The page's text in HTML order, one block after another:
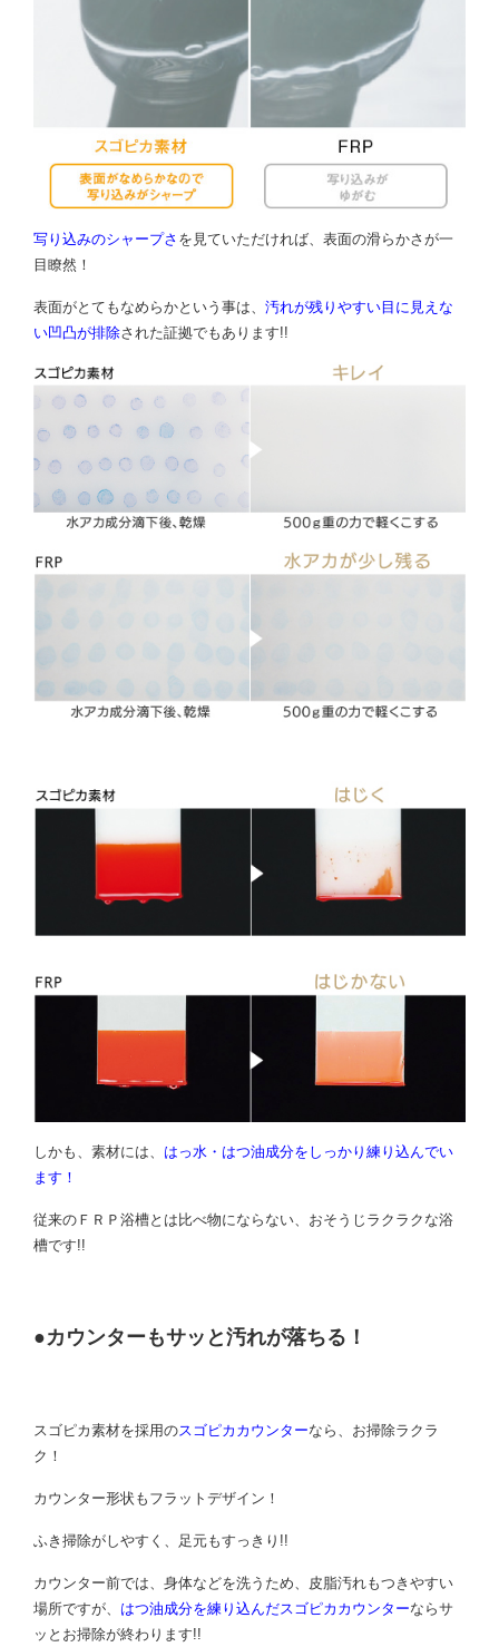
写り込みのシャープさ を見ていただければ、 表面の滑らかさが一
目瞭然！
表面がとてもなめらかという事は、 汚れが残りやすい目に見えな
い凹凸が排除された証拠でもあります!!
しかも、素材には、 はっ水・はつ油成分をしっかり練り込んでい
ます！
従来のＦＲＰ浴槽とは比べ物にならない、おそうじラクラクな浴
槽です!!
●カウンターもサッと汚れが落ちる！
スゴピカ素材を採用のスゴピカカウンターなら、お掃除ラクラ
ク！
カウンター形状もフラットデザイン！
ふき掃除がしやすく、足元もすっきり!!
カウンター前では、身体などを洗うため、皮脂汚れもつきやすい
場所ですが、 はつ油成分を練り込んだスゴピカカウンターならサ
ッとお掃除が終わります!!